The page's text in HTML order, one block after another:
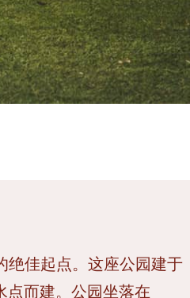
起点。这座公园建于
而建。公园坐落在